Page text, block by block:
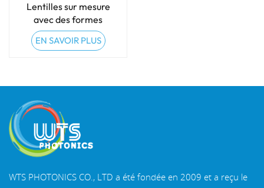
Lentilles sur mesure
avec des formes
spéciales
EN SAVOIR PLUS
WTS PHOTONICS CO., LTD a été fondée en 2009 et a reçu le